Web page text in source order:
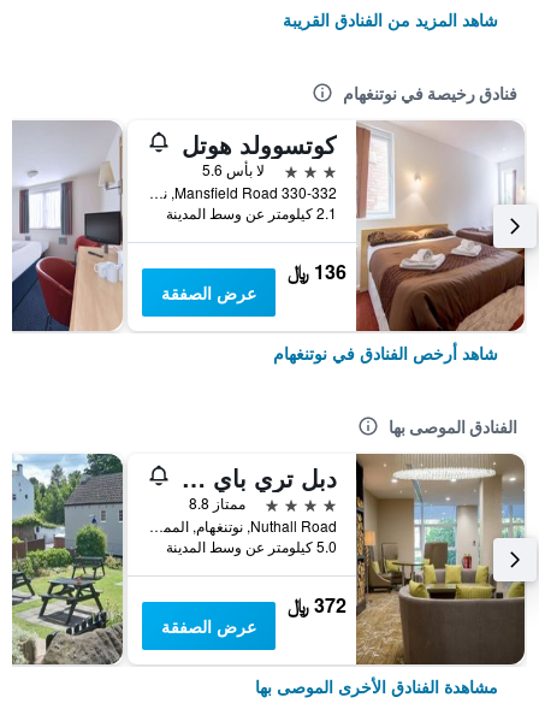
شاهد المزيد من الفنادق القريبة
فنادق رخيصة في نوتنغهام
كوتسوولد هوتل
3 نجوم
لا بأس 5.6
330-332 Mansfield Road, نوتنغهام, المملكة المتحدة
2.1 كيلومتر عن وسط المدينة
136 ﷼
عرض الصفقة
شاهد أرخص الفنادق في نوتنغهام
الفنادق الموصى بها
دبل تري باي هيلتون نوتينغهام - جايتواي
4 نجوم
ممتاز 8.8
Nuthall Road, نوتنغهام, المملكة المتحدة
5.0 كيلومتر عن وسط المدينة
372 ﷼
عرض الصفقة
مشاهدة الفنادق الأخرى الموصى بها